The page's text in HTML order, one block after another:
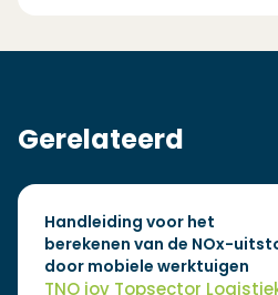
Gerelateerd
Handleiding voor het
berekenen van de NOx-
door mobiele werktuigen
TNO iov Topsector